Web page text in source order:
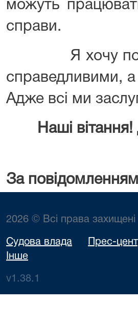
можуть
справи.
Я хочу
справедливими,
Адже всі ми
Наші
За
2026 © Всі права захищені
Судова влада Прес-
Інше
v1.38.1